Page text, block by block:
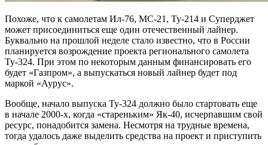
Похоже, что к самолетам Ил-76, МС-21, Ту-214 и Суперджет
может присоединиться еще один отечественный лайнер.
Буквально на прошлой неделе стало известно, что в России
планируется возрождение проекта регионального самолета
Ту-324. При этом по некоторым данным финансировать его
будет «Газпром», а выпускаться новый лайнер будет под
маркой «Аурус».
Вообще, начало выпуска Ту-324 должно было стартовать еще
в начале 2000-х, когда «стареньким» Як-40, исчерпавшим свой
ресурс, понадобится замена. Несмотря на трудные времена,
тогда удалось даже выделить средства на проект и приступить